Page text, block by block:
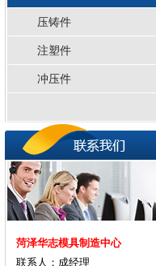
压铸件
注塑件
冲压件
菏泽华志模具制造中心
联系人：成经理